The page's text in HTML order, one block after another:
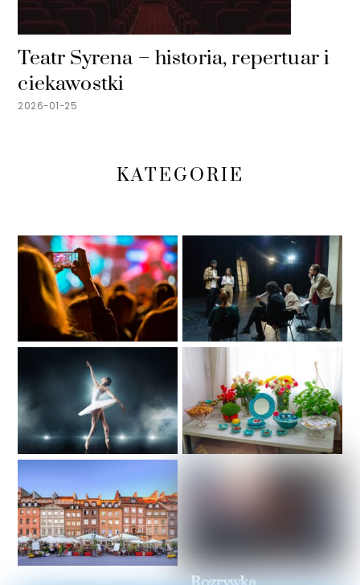
2026-01-25
Teatr Syrena – historia, repertuar i
ciekawostki
KATEGORIE
Wydarzenia Teatr i recenzje
Muzyka i taniec Sztuka